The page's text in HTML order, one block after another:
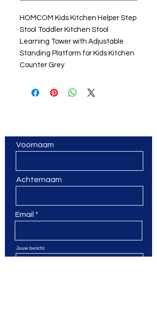
HOMCOM Kids Kitchen Helper Step
Stool Toddler Kitchen Stool
Learning Tower with Adjustable
Standing Platform for Kids Kitchen
Counter Grey
Voornaam
Achternaam
Email
Jouw bericht